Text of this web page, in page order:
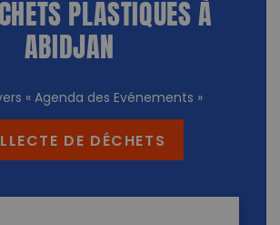
PLASTIQUES À
ABIDJAN
« Agenda des Evénements »
DE DÉCHETS